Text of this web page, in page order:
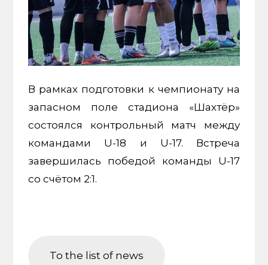
В рамках подготовки к чемпионату на
запасном поле стадиона «Шахтёр»
состоялся контрольный матч между
командами U-18 и U-17. Встреча
завершилась победой команды U-17
со счётом 2:1.
To the list of news